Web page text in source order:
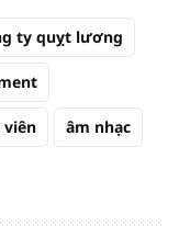
ty quỵt lương
viên âm nhạc